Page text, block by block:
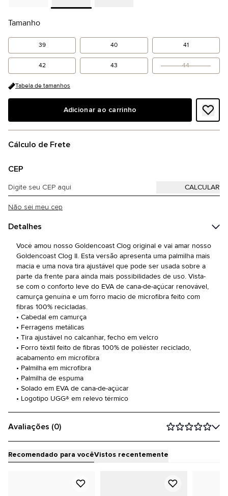
Tamanho
39 40 41
42 43 44
Tabela de tamanhos
Adicionar ao carrinho
Cálculo de Frete
CEP
Não sei meu cep
Detalhes
Você amou nosso Goldencoast Clog original e vai amar nosso
Goldencoast Clog II. Esta versão apresenta uma palmilha mais
macia e uma nova tira ajustável que pode ser usada sobre a
parte da frente para ainda mais possibilidades de uso. Vista-
se com o conforto leve do EVA de cana-de-açúcar renovável,
camurça genuína e um forro macio de microfibra feito com
fibras 100% recicladas.
• Cabedal em camurça
• Ferragens metálicas
• Tira ajustável no calcanhar, fecho em velcro
• Forro têxtil feito de fibras 100% de poliéster reciclado,
acabamento em microfibra
• Palmilha em microfibra
• Palmilha de espuma
• Solado em EVA de cana-de-açúcar
• Logotipo UGG® em relevo térmico
Avaliações (0)
Recomendado para vocêVistos recentemente